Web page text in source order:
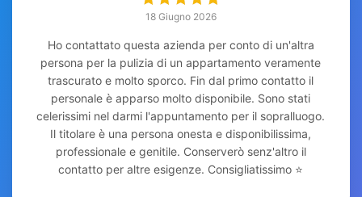
18 Giugno 2026
Ho contattato questa azienda per conto di un'altra
persona per la pulizia di un appartamento veramente
trascurato e molto sporco. Fin dal primo contatto il
personale è apparso molto disponibile. Sono stati
celerissimi nel darmi l'appuntamento per il sopralluogo.
Il titolare è una persona onesta e disponibilissima,
professionale e genitile. Conserverò senz'altro il
contatto per altre esigenze. Consigliatissimo ⭐